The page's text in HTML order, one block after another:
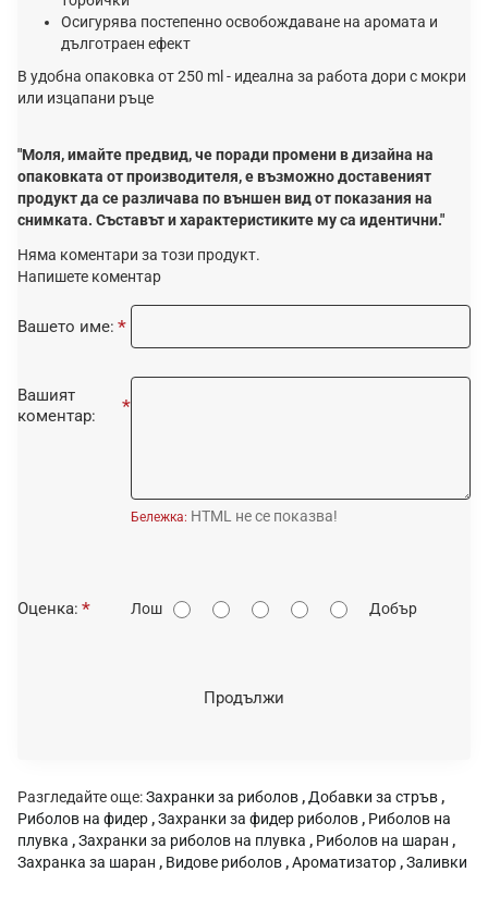
Осигурява постепенно освобождаване на аромата и
дълготраен ефект
В удобна опаковка от 250 ml - идеална за работа дори с мокри
или изцапани ръце
"Моля, имайте предвид, че поради промени в дизайна на
опаковката от производителя, е възможно доставеният
продукт да се различава по външен вид от показания на
снимката. Съставът и характеристиките му са идентични."
Няма коментари за този продукт.
Напишете коментар
Вашето име:
Вашият
коментар:
Бележка: HTML не се показва!
О
Оценка: Лош Добър
Продължи
Разгледайте още:Захранки за риболов , Добавки за стръв ,
Риболов на фидер ,Захранки за фидер риболов , Риболов на
плувка ,Захранки за риболов на плувка , Риболов на шаран ,
Захранка за шаран , Видове риболов ,Ароматизатор ,Заливки